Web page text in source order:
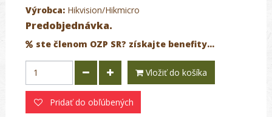
Výrobca: Hikvision/Hikmicro
Predobjednávka.
ste členom OZP SR? získajte benefity...
Vložiť do košíka
Pridať do obľúbených